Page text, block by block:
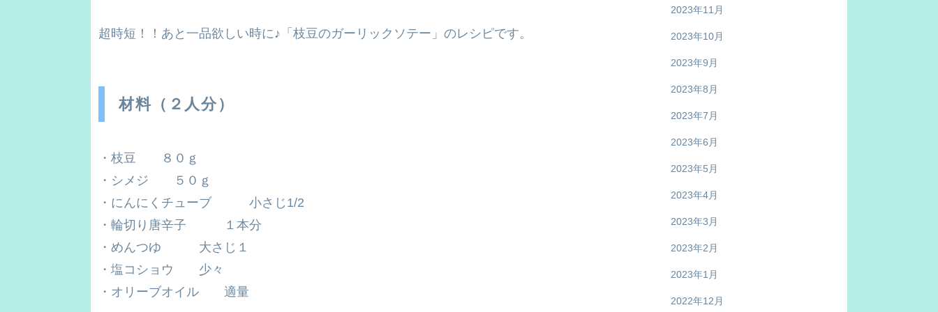
超時短！！あと一品欲しい時に♪「枝豆のガーリックソテー」のレシピです。
材料（２人分）
・枝豆 ８０ｇ
・シメジ ５０ｇ
・にんにくチューブ 小さじ1/2
・輪切り唐辛子 １本分
・めんつゆ 大さじ１
・塩コショウ 少々
・オリーブオイル 適量
2023年11月
2023年10月
2023年9月
2023年8月
2023年7月
2023年6月
2023年5月
2023年4月
2023年3月
2023年2月
2023年1月
2022年12月